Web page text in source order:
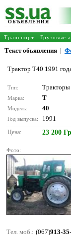
ОБЪЯВЛЕНИЯ
Транспорт : Грузовые
Текст обьявления |
Трактор Т40 1991
Тип: Тракторы
Марка: T
Модель: 40
Год выпуска: 1991
Цена: 23 200
Фото:
Тел. моб.: (067)913-